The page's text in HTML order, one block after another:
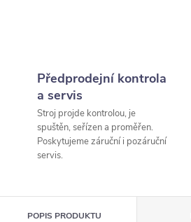
Předprodejní kontrola
a servis
Stroj projde kontrolou, je
spuštěn, seřízen a proměřen.
Poskytujeme záruční i pozáruční
servis.
POPIS PRODUKTU